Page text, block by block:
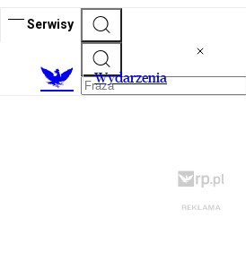
Serwisy
Wydarzenia